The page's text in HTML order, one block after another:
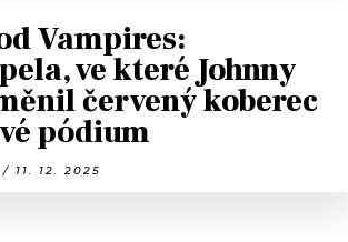
Vampires:
ve které Johnny
červený koberec
pódium
/ 11. 12. 2025